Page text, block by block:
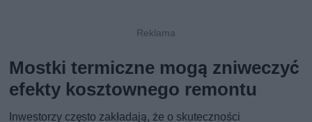
Mostki termiczne mogą zniweczyć
efekty kosztownego remontu
Inwestorzy często zakładają, że o skuteczności